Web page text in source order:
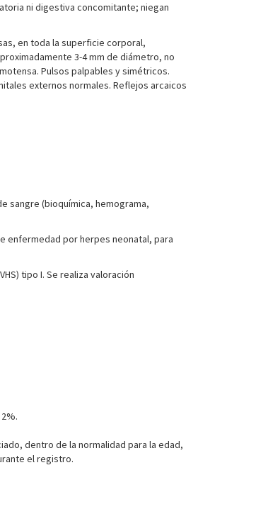
ni digestiva concomitante; niegan
en toda la superficie corporal,
3-4 mm de diámetro, no
Pulsos palpables y simétricos.
externos normales. Reflejos arcaicos
sangre (bioquímica, hemograma,
enfermedad por herpes neonatal, para
tipo I. Se realiza valoración
dentro de la normalidad para la edad,
el registro.